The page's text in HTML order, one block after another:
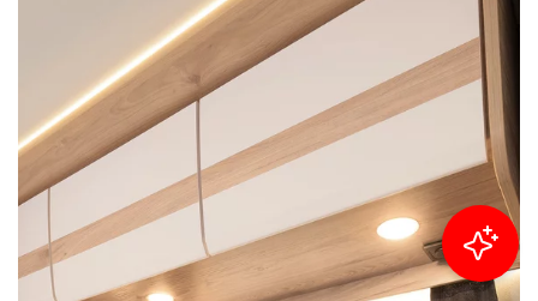
Filtrera resultat